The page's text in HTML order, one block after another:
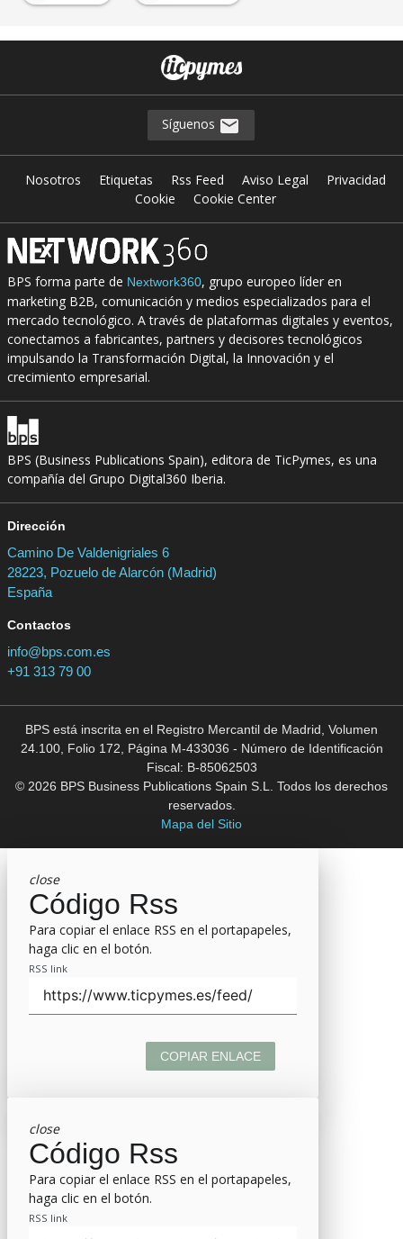
Síguenos
Nosotros Etiquetas Rss Feed Aviso Legal
Privacidad
Cookie
Cookie Center
BPS forma parte de Nextwork360, grupo europeo líder en
marketing B2B, comunicación y medios especializados para el
mercado tecnológico. A través de plataformas digitales y eventos,
conectamos a fabricantes, partners y decisores tecnológicos
impulsando la Transformación Digital, la Innovación y el
crecimiento empresarial.
BPS (Business Publications Spain), editora de TicPymes, es una
compañía del Grupo Digital360 Iberia.
Dirección
Camino De Valdenigriales 6
28223, Pozuelo de Alarcón (Madrid)
España
Contactos
info@bps.com.es
+91 313 79 00
BPS está inscrita en el Registro Mercantil de Madrid, Volumen
24.100, Folio 172, Página M-433036 - Número de Identificación
Fiscal: B-85062503
© 2026 BPS Business Publications Spain S.L. Todos los derechos
reservados.
Mapa del Sitio
close
Código Rss
Para copiar el enlace RSS en el portapapeles,
haga clic en el botón.
RSS link
COPIAR ENLACE
close
Código Rss
Para copiar el enlace RSS en el portapapeles,
haga clic en el botón.
RSS link